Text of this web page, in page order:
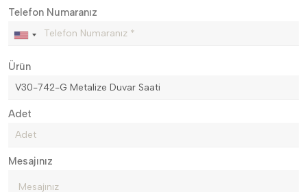
Telefon Numaranız
Ürün
Adet
Mesajınız